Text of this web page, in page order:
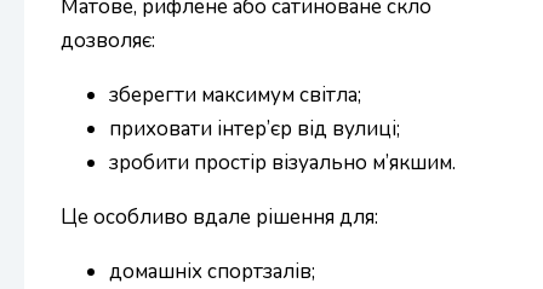
Матове, рифлене або сатиноване скло
дозволяє:
зберегти максимум світла;
приховати інтер’єр від вулиці;
зробити простір візуально м’якшим.
Це особливо вдале рішення для:
домашніх спортзалів;